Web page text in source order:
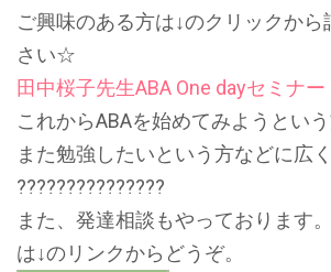
ご興味のある方は↓のクリックか
さい☆
田中桜子先生ABA One dayセミナー
これからABAを始めてみようとい
また勉強したいという方などに広
???????????????
また、発達相談もやっております
は↓のリンクからどうぞ。